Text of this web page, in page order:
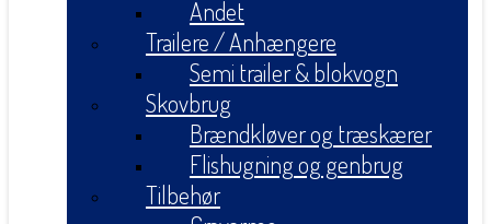
Andet
Trailere / Anhængere
Semi trailer & blokvogn
Skovbrug
Brændkløver og træskærer
Flishugning og genbrug
Tilbehør